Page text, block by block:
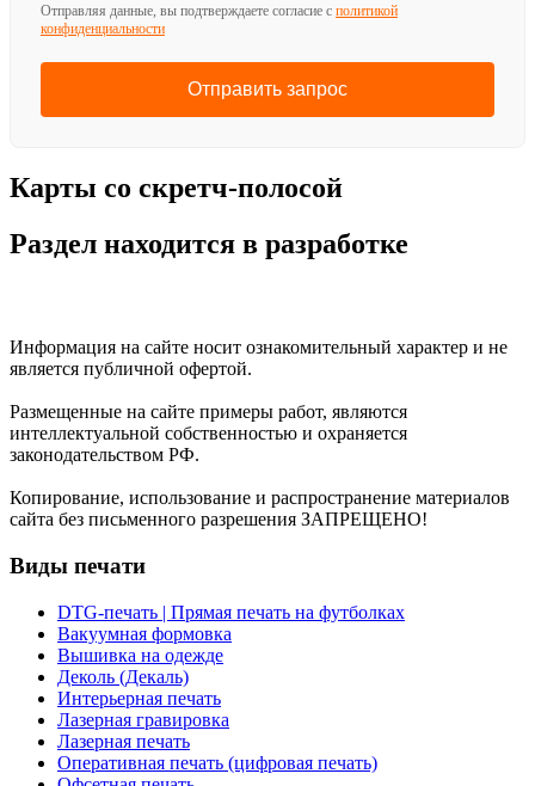
Отправляя данные, вы подтверждаете согласие с политикой
конфиденциальности
Отправить запрос
Карты со скретч-полосой
Раздел находится в разработке
Информация на сайте носит ознакомительный характер и не
является публичной офертой.
Размещенные на сайте примеры работ, являются
интеллектуальной собственностью и охраняется
законодательством РФ.
Копирование, использование и распространение материалов
сайта без письменного разрешения ЗАПРЕЩЕНО!
Виды печати
DTG-печать | Прямая печать на футболках
Вакуумная формовка
Вышивка на одежде
Деколь (Декаль)
Интерьерная печать
Лазерная гравировка
Лазерная печать
Оперативная печать (цифровая печать)